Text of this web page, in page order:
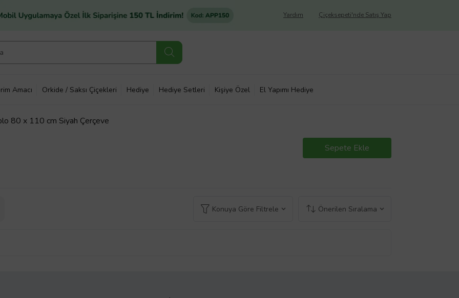
Çiçeksepeti'nde Satış Yap
Yardım
Amacı Orkide / Saksı Çiçekleri Hediye Hediye Setleri Kişiye Özel El Yapımı Hediye
80 x 110 cm Siyah Çerçeve
Sepete Ekle
Konuya Göre Filtrele Önerilen Sıralama